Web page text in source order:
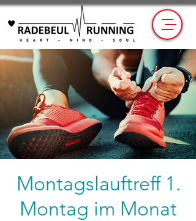
Montagslauftreff 1.
Montag im Monat